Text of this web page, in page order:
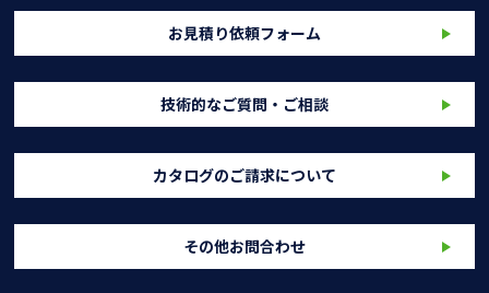
お見積り依頼フォーム
技術的なご質問・ご相談
カタログのご請求について
その他お問合わせ